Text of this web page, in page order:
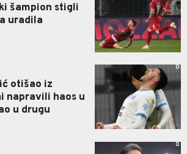
šampion stigli
uradila
otišao iz
napravili haos u
u drugu
0
0